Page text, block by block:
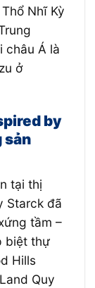
Nhĩ Kỳ
châu Á là
ở
by
sản
tại thị
Starck đã
tầm –
biệt thự
Hills
Quy